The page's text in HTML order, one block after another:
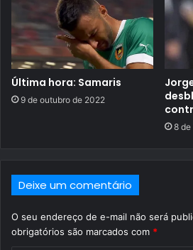
Última hora: Samaris
9 de outubro de 2022
8 de
Deixe um comentário
O seu endereço de e-mail não será
obrigatórios são marcados com *